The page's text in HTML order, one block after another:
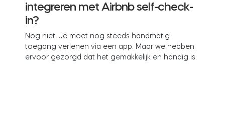
Bedrijf
Tedee GO2
BLOG
integreren met Airbnb self-check-
in?
Nog niet. Je moet nog steeds handmatig
toegang verlenen via een app. Maar we hebben
ervoor gezorgd dat het gemakkelijk en handig is.